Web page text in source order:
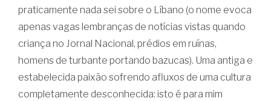
praticamente nada sei sobre o Líbano (o nome evoca
apenas vagas lembranças de notícias vistas quando
criança no Jornal Nacional, prédios em ruínas,
homens de turbante portando bazucas). Uma antiga e
estabelecida paixão sofrendo afluxos de uma cultura
completamente desconhecida: isto é para mim